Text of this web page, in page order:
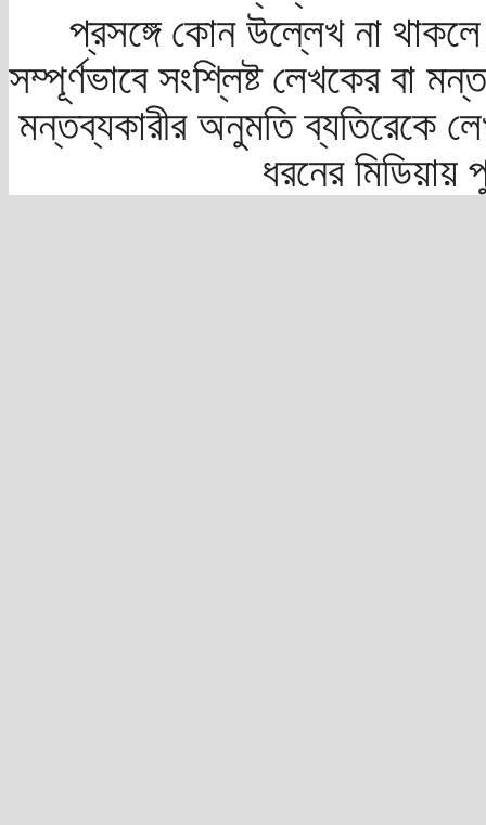
প্রসঙ্গে কোন উল্লেখ না
সম্পূর্ণভাবে সংশ্লিষ্ট লেখকের বা
মন্তব্যকারীর অনুমতি ব্যতিরেকে
ধরনের মিডিয়ায়